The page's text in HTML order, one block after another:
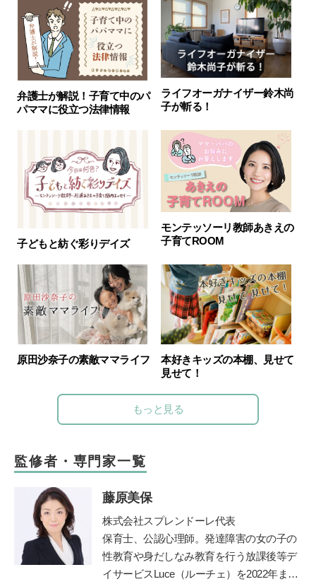
弁護士が解説！子育て中のパ
パママに役立つ法律情報
ライフオーガナイザー鈴木尚
子が斬る！
子どもと紡ぐ彩りデイズ
モンテッソーリ教師あきえの
子育てROOM
原田沙奈子の素敵ママライフ
本好きキッズの本棚、見せて
見せて！
もっと見る
監修者・専門家一覧
藤原美保
株式会社スプレンドーレ代表
保育士、公認心理師。発達障害の女の子の
性教育や身だしなみ教育を行う放課後等デ
イサービスLuce（ルーチェ）を2022年まで